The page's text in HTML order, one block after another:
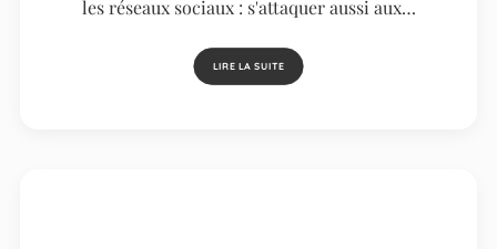
les réseaux sociaux : s'attaquer aussi aux…
LIRE LA SUITE